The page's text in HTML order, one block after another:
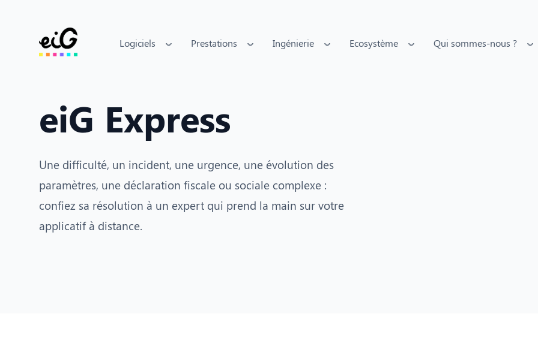
Logiciels Prestations Ingénierie Ecosystème Qui sommes-nous ?
eiG Express
Une difficulté, un incident, une urgence, une évolution des
paramètres, une déclaration fiscale ou sociale complexe :
confiez sa résolution à un expert qui prend la main sur votre
applicatif à distance.